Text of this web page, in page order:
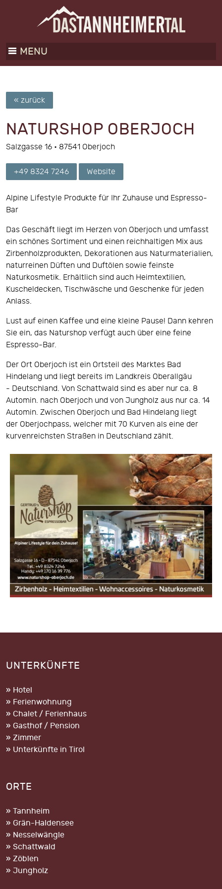
MENU
« zurück
NATURSHOP OBERJOCH
Salzgasse 16 • 87541 Oberjoch
+49 8324 7246 Website
Alpine Lifestyle Produkte für Ihr Zuhause und Espresso-
Bar
Das Geschäft liegt im Herzen von Oberjoch und umfasst
ein schönes Sortiment und einen reichhaltigen Mix aus
Zirbenholzprodukten, Dekorationen aus Naturmaterialien,
naturreinen Düften und Duftölen sowie feinste
Naturkosmetik. Erhältlich sind auch Heimtextilien,
Kuscheldecken, Tischwäsche und Geschenke für jeden
Anlass.
Lust auf einen Kaffee und eine kleine Pause! Dann kehren
Sie ein, das Naturshop verfügt auch über eine feine
Espresso-Bar.
Der Ort Oberjoch ist ein Ortsteil des Marktes Bad
Hindelang und liegt bereits im Landkreis Oberallgäu
- Deutschland. Von Schattwald sind es aber nur ca. 8
Automin. nach Oberjoch und von Jungholz aus nur ca. 14
Automin. Zwischen Oberjoch und Bad Hindelang liegt
der Oberjochpass, welcher mit 70 Kurven als eine der
kurvenreichsten Straßen in Deutschland zählt.
UNTERKÜNFTE
» Hotel
» Ferienwohnung
» Chalet / Ferienhaus
» Gasthof / Pension
» Zimmer
» Unterkünfte in Tirol
ORTE
» Tannheim
» Grän-Haldensee
» Nesselwängle
» Schattwald
» Zöblen
» Jungholz